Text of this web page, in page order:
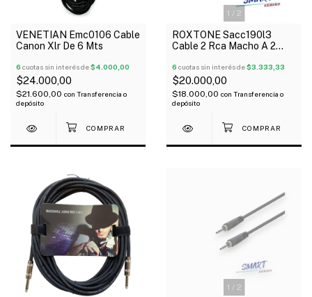
VENETIAN Emc0106 Cable
Canon Xlr De 6 Mts
6 cuotas sin interés de$4.000,00
$24.000,00
$21.600,00 con Transferencia o
depósito
1 / 2
ROXTONE Sacc190l3
Cable 2 Rca Macho A 2
6 cuotas sin interés de$3.333,33
$20.000,00
$18.000,00 con Transferencia o
depósito
1 / 2